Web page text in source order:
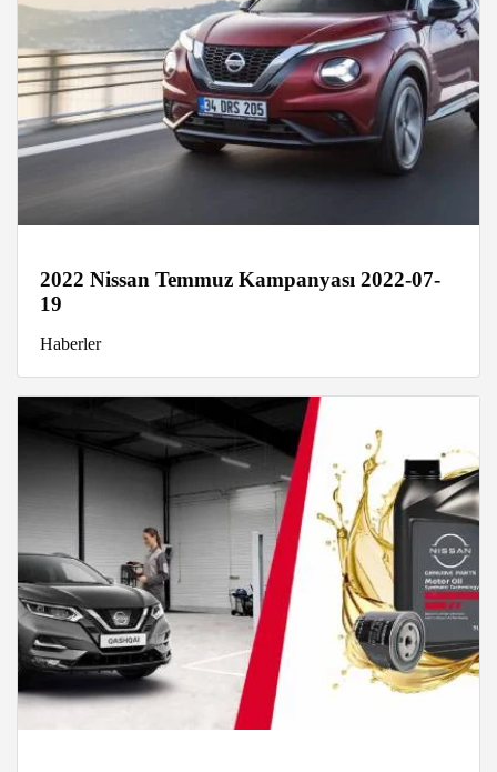
2022 Nissan Temmuz Kampanyası 2022-07-
19
Haberler